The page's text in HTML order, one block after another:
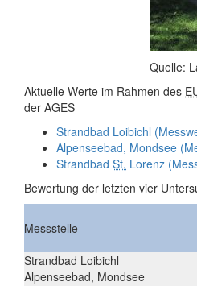
Quelle:
Aktuelle Werte im Rahmen des
der AGES
Strandbad Loibichl
Alpenseebad, Mondsee
Strandbad St. Lorenz
Bewertung der letzten vier
Messstelle
Strandbad Loibichl
Alpenseebad, Mondsee